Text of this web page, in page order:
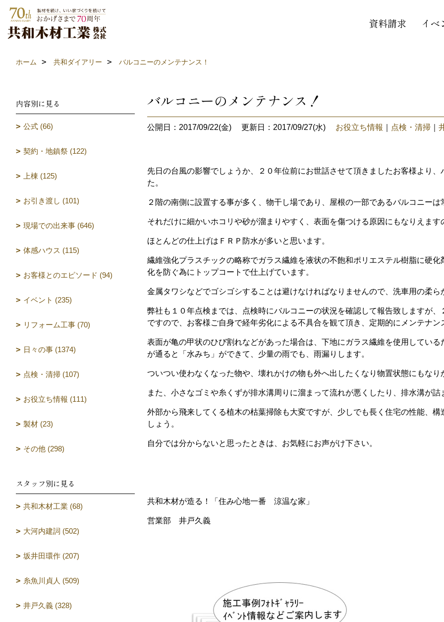
資料請求 イベ
ホーム 共和ダイアリー バルコニーのメンテナンス！
バルコニーのメンテナンス！
公開日：2017/09/22(金) 更新日：2017/09/27(水) お役立ち情報 点検・清掃
先日の台風の影響でしょうか、２０年位前にお世話させて頂きましたお客様より
た。
２階の南側に設置する事が多く、物干し場であり、屋根の一部であるバルコニー
それだけに細かいホコリや砂が溜まりやすく、表面を傷つける原因にもなりえま
ほとんどの仕上げはＦＲＰ防水が多いと思います。
繊維強化プラスチックの略称でガラス繊維を液状の不飽和ポリエステル樹脂に硬
化を防ぐ為にトップコートで仕上げています。
金属タワシなどでゴシゴシすることは避けなければなりませんので、洗車用の柔
弊社も１０年点検までは、点検時にバルコニーの状況を確認して報告致しますが
ですので、お客様ご自身で経年劣化による不具合を観て頂き、定期的にメンテナ
表面が亀の甲状のひび割れなどがあった場合は、下地にガラス繊維を使用してい
が通ると「水みち」ができて、少量の雨でも、雨漏りします。
ついつい使わなくなった物や、壊れかけの物も外へ出したくなり物置状態にもなり
また、小さなゴミや糸くずが排水溝周りに溜まって流れが悪くしたり、排水溝が詰
外部から飛来してくる植木の枯葉掃除も大変ですが、少しでも長く住宅の性能、
しょう。
自分では分からないと思ったときは、お気軽にお声がけ下さい。
共和木材が造る！「住み心地一番 涼温な家」
営業部 井戸久義
内容別に見る
公式 (66)
契約・地鎮祭 (122)
上棟 (125)
お引き渡し (101)
現場での出来事 (646)
体感ハウス (115)
お客様とのエピソード (94)
イベント (235)
リフォーム工事 (70)
日々の事 (1374)
点検・清掃 (107)
お役立ち情報 (111)
製材 (23)
その他 (298)
スタッフ別に見る
共和木材工業 (68)
大河内建詞 (502)
坂井田環作 (207)
糸魚川貞人 (509)
井戸久義 (328)